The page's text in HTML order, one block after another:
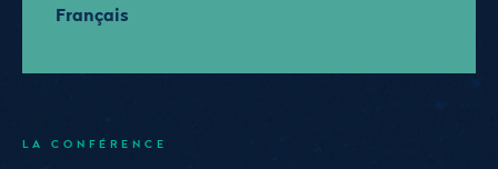
Français
LA CONFÉRENCE